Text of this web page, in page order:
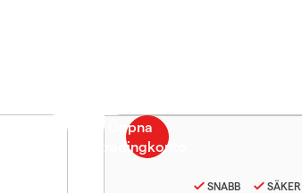
SNABB SÄKER